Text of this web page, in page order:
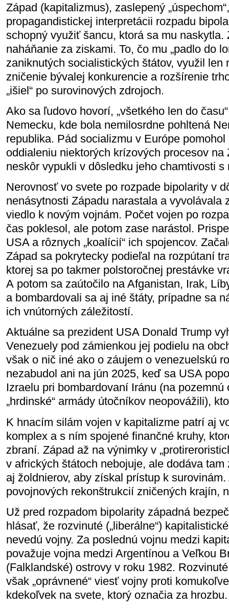
Západ (kapitalizmus), zaslepený
propagandistickej interpretácii rozpadu
schopný využiť šancu, ktorá sa mu naskytla.
naháňanie za ziskami. To, čo mu „padlo do
zaniknutých socialistických štátov, využil len
zničenie bývalej konkurencie a rozšírenie
„išiel“ po surovinových zdrojoch.
Ako sa ľudovo hovorí, „všetkého len do
Nemecku, kde bola nemilosrdne pohltená
republika. Pád socializmu v Európe
oddialeniu niektorých krízových procesov na
neskôr vypukli v dôsledku jeho chamtivosti s
Nerovnosť vo svete po rozpade bipolarity v
nenásytnosti Západu narastala a vyvolávala
viedlo k novým vojnám. Počet vojen po
čas poklesol, ale potom zase narástol.
USA a rôznych „koalícií“ ich spojencov.
Západ sa pokrytecky podieľal na rozpútaní
ktorej sa po takmer polstoročnej prestávke
A potom sa zaútočilo na Afganistan, Irak,
a bombardovali sa aj iné štáty, prípadne sa
ich vnútorných záležitostí.
Aktuálne sa prezident USA Donald Trump
Venezuely pod zámienkou jej podielu na
však o nič iné ako o záujem o venezuelskú
nezabudol ani na jún 2025, keď sa USA
Izraelu pri bombardovaní Iránu (na pozemnú
„hrdinské“ armády útočníkov neopovážili),
K hnacím silám vojen v kapitalizme patrí aj
komplex a s ním spojené finančné kruhy,
zbraní. Západ až na výnimky v
v afrických štátoch nebojuje, ale dodáva
aj žoldnierov, aby získal prístup k
povojnových rekonštrukcií zničených krajín,
Už pred rozpadom bipolarity západná
hlásať, že rozvinuté („liberálne“)
nevedú vojny. Za poslednú vojnu medzi
považuje vojna medzi Argentínou a Veľkou
(Falklandské) ostrovy v roku 1982.
však „oprávnené“ viesť vojny proti
kdekoľvek na svete, ktorý označia za hrozbu.